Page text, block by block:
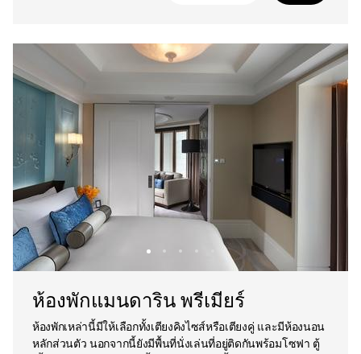
ห้องพักแมนดาริน พรีเมียร์
ห้องพักเหล่านี้มีให้เลือกทั้งเตียงคิงไซส์หรือเตียงคู่ และมีห้องนอน
หลักส่วนตัว นอกจากนี้ยังมีพื้นที่นั่งเล่นที่อยู่ติดกันพร้อมโซฟา ตู้